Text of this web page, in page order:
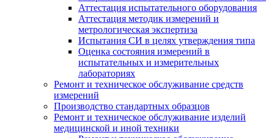
Аттестация испытательного оборудования
Аттестация методик измерений и
метрологическая экспертиза
Испытания СИ в целях утверждения типа
Оценка состояния измерений в
испытательных и измерительных
лабораториях
Ремонт и техническое обслуживание средств
измерений
Производство стандартных образцов
Ремонт и техническое обслуживание изделий
медицинской и иной техники